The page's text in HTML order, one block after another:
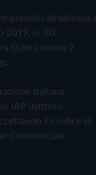
pubblici all'editoria
2017, n. 70.
f) del comma 2
Italiana
IAP (Istituto
il Codice di
Commerciale